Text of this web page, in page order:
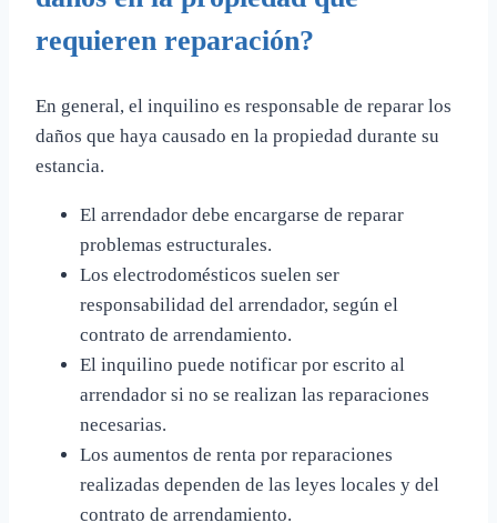
requieren reparación?
En general, el inquilino es responsable de reparar los
daños que haya causado en la propiedad durante su
estancia.
El arrendador debe encargarse de reparar
problemas estructurales.
Los electrodomésticos suelen ser
responsabilidad del arrendador, según el
contrato de arrendamiento.
El inquilino puede notificar por escrito al
arrendador si no se realizan las reparaciones
necesarias.
Los aumentos de renta por reparaciones
realizadas dependen de las leyes locales y del
contrato de arrendamiento.